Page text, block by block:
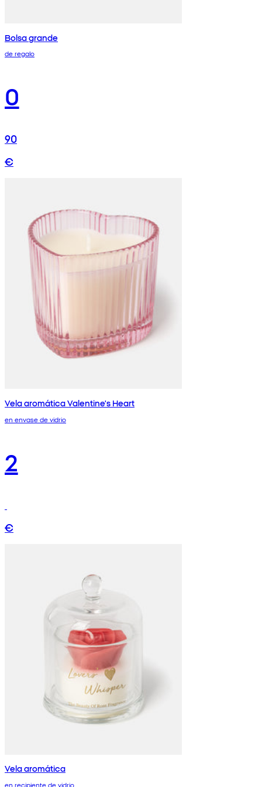
Bolsa grande
de regalo
0
90
€
Vela aromática Valentine's Heart
en envase de vidrio
2
€
Vela aromática
en recipiente de vidrio